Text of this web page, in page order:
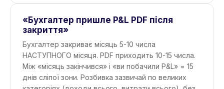
«Бухгалтер пришле P&L PDF після
закриття»
Бухгалтер закриває місяць 5-10 числа
НАСТУПНОГО місяця. PDF приходить 10-15 числа.
Між «місяць закінчився» і «ви побачили P&L» = 15
днів сліпої зони. Розбивка зазвичай по великих